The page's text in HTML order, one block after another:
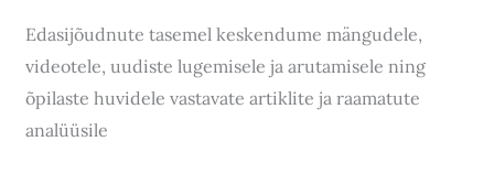
Edasijõudnute tasemel keskendume mängudele,
videotele, uudiste lugemisele ja arutamisele ning
õpilaste huvidele vastavate artiklite ja raamatute
analüüsile